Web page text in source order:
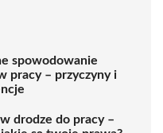
spowodowanie
pracy – przyczyny i
drodze do pracy –